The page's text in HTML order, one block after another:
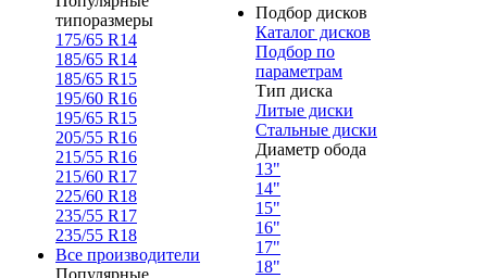
типоразмеры
175/65 R14
185/65 R14
185/65 R15
195/60 R16
195/65 R15
205/55 R16
215/55 R16
215/60 R17
225/60 R18
235/55 R17
235/55 R18
Все производители
Популярные
Подбор дисков
Каталог дисков
Подбор по
параметрам
Тип диска
Литые диски
Стальные диски
Диаметр обода
13"
14"
15"
16"
17"
18"